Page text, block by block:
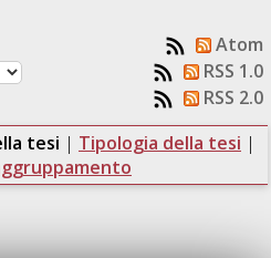
Atom
RSS 1.0
RSS 2.0
tesi | Tipologia della tesi |